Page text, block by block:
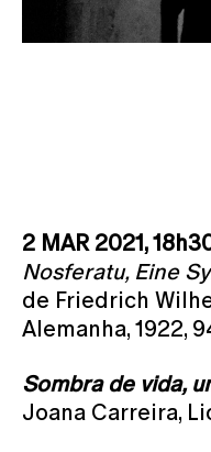
2 MAR 2021,
Nosferatu, Eine
de Friedrich
Alemanha, 1922,
Sombra de vida,
Joana Carreira,